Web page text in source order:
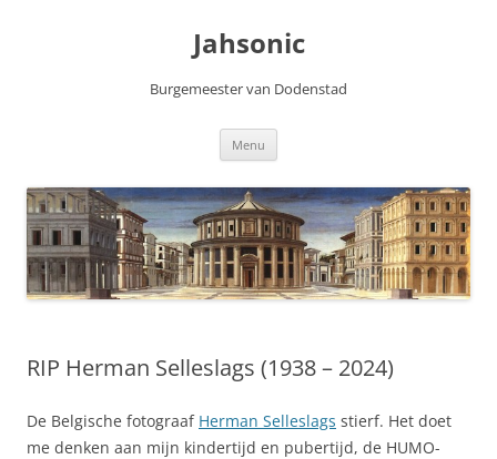
Jahsonic
Burgemeester van Dodenstad
Menu
RIP Herman Selleslags (1938 – 2024)
De Belgische fotograaf Herman Selleslags stierf. Het doet
me denken aan mijn kindertijd en pubertijd, de HUMO-